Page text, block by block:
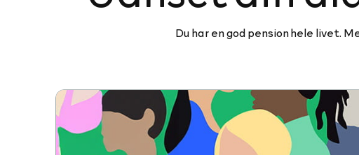
Du har en god pension hele livet.